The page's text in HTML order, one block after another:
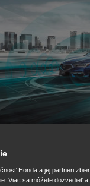
Honda a jej partneri
Viac sa môžete dozvedieť